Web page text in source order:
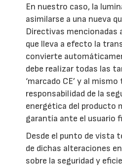
En nuestro caso, la
asimilarse a una nueva
Directivas mencionadas
que lleva a efecto la
convierte
debe realizar todas las
‘marcado CE’ y al
responsabilidad de la
energética del producto
garantía ante el usuario
Desde el punto de vista
de dichas alteraciones
sobre la seguridad y